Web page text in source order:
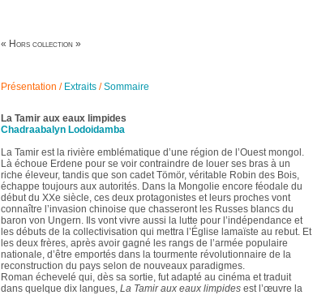
« Hors collection »
Présentation / Extraits /Sommaire
La Tamir aux eaux limpides
Chadraabalyn Lodoidamba
La Tamir est la rivière emblématique d’une région de l’Ouest mongol.
Là échoue Erdene pour se voir contraindre de louer ses bras à un
riche éleveur, tandis que son cadet Tömör, véritable Robin des Bois,
échappe toujours aux autorités. Dans la Mongolie encore féodale du
début du XXe siècle, ces deux protagonistes et leurs proches vont
connaître l’invasion chinoise que chasseront les Russes blancs du
baron von Ungern. Ils vont vivre aussi la lutte pour l’indépendance et
les débuts de la collectivisation qui mettra l’Église lamaïste au rebut. Et
les deux frères, après avoir gagné les rangs de l’armée populaire
nationale, d’être emportés dans la tourmente révolutionnaire de la
reconstruction du pays selon de nouveaux paradigmes.
Roman échevelé qui, dès sa sortie, fut adapté au cinéma et traduit
dans quelque dix langues, La Tamir aux eaux limpides est l’œuvre la